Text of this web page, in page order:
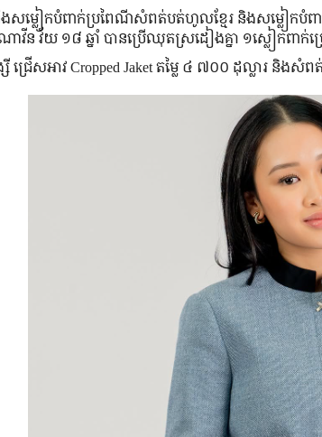
ាំង​សម្លៀកបំពាក់​ប្រពៃណី​សំពត់​បត់​ហូល​ខ្មែរ និង​សម្លៀក
វីន វ័យ ១៨ ឆ្នាំ បាន​ប្រើ​ឈុត​ស្រដៀង​គ្នា ១​ស្លៀកពាក់​​ប្រ
ជ្រើស​អាវ Cropped Jaket តម្លៃ ៤ ៧០០ ដុល្លារ និង​សំព